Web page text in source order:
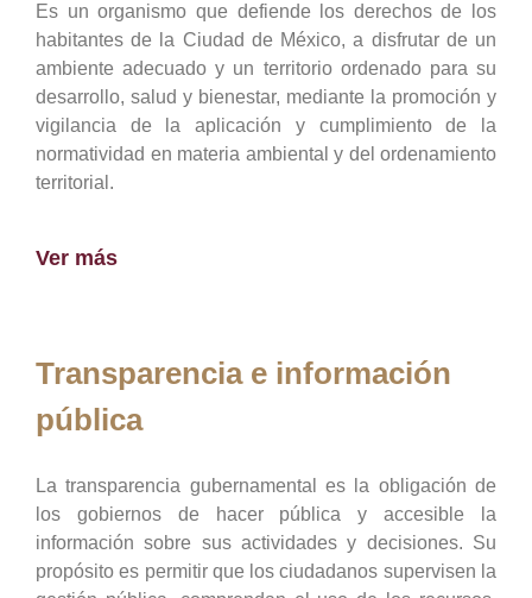
Es un organismo que defiende los derechos de los
habitantes de la Ciudad de México, a disfrutar de un
ambiente adecuado y un territorio ordenado para su
desarrollo, salud y bienestar, mediante la promoción y
vigilancia de la aplicación y cumplimiento de la
normatividad en materia ambiental y del ordenamiento
territorial.
Ver más
Transparencia e información
pública
La transparencia gubernamental es la obligación de
los gobiernos de hacer pública y accesible la
información sobre sus actividades y decisiones. Su
propósito es permitir que los ciudadanos supervisen la